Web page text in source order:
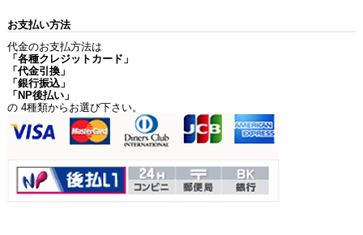
お支払い方法
代金のお支払方法は
「各種クレジットカード」
「代金引換」
「銀行振込」
「NP後払い」
の 4種類からお選び下さい。